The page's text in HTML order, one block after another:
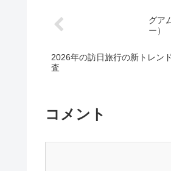
グア
ー）
2026年の訪日旅行の新トレン
査
コメント